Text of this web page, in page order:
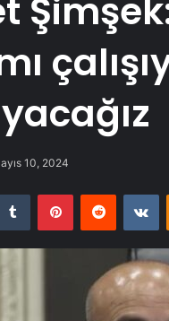
10, 2024
Tumblr PinterestReddit